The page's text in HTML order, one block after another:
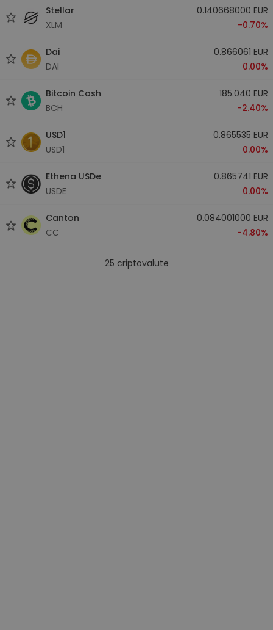
Stellar
XLM
0.140668000 EUR
-0.70%
Dai
DAI
0.866061 EUR
0.00%
Bitcoin Cash
BCH
185.040 EUR
-2.40%
USD1
USD1
0.865535 EUR
0.00%
Ethena USDe
USDE
0.865741 EUR
0.00%
Canton
CC
0.084001000 EUR
-4.80%
25 criptovalute